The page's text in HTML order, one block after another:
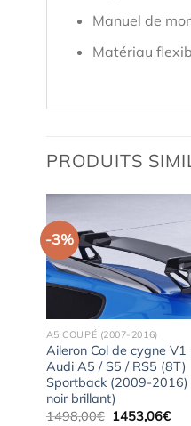
Manuel de
Matériau
PRODUITS
-3%
A5 COUPÉ (2007-2016)
Aileron Col de cygne V1
Audi A5 / S5 / RS5 (8T)
Sportback (2009-2016)
noir brillant)
1498,00€ Le
1453,06€Le